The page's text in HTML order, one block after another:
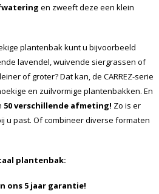
en zweeft deze een klein
plantenbak kunt u bijvoorbeeld
lavendel, wuivende siergrassen of
of groter? Dat kan, de CARREZ-serie
en zuilvormige plantenbakken. En
50 verschillende afmeting! Zo is er
u past. Of combineer diverse formaten
plantenbak:
ons 5 jaar garantie!